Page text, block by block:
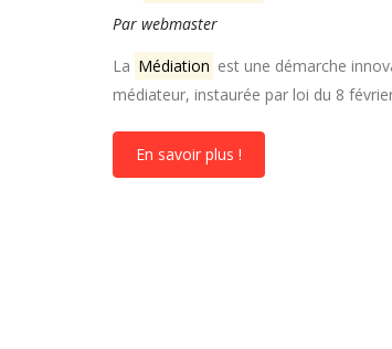
Par webmaster
La Médiation est une démarche
médiateur, instaurée par loi du 8
En savoir plus !